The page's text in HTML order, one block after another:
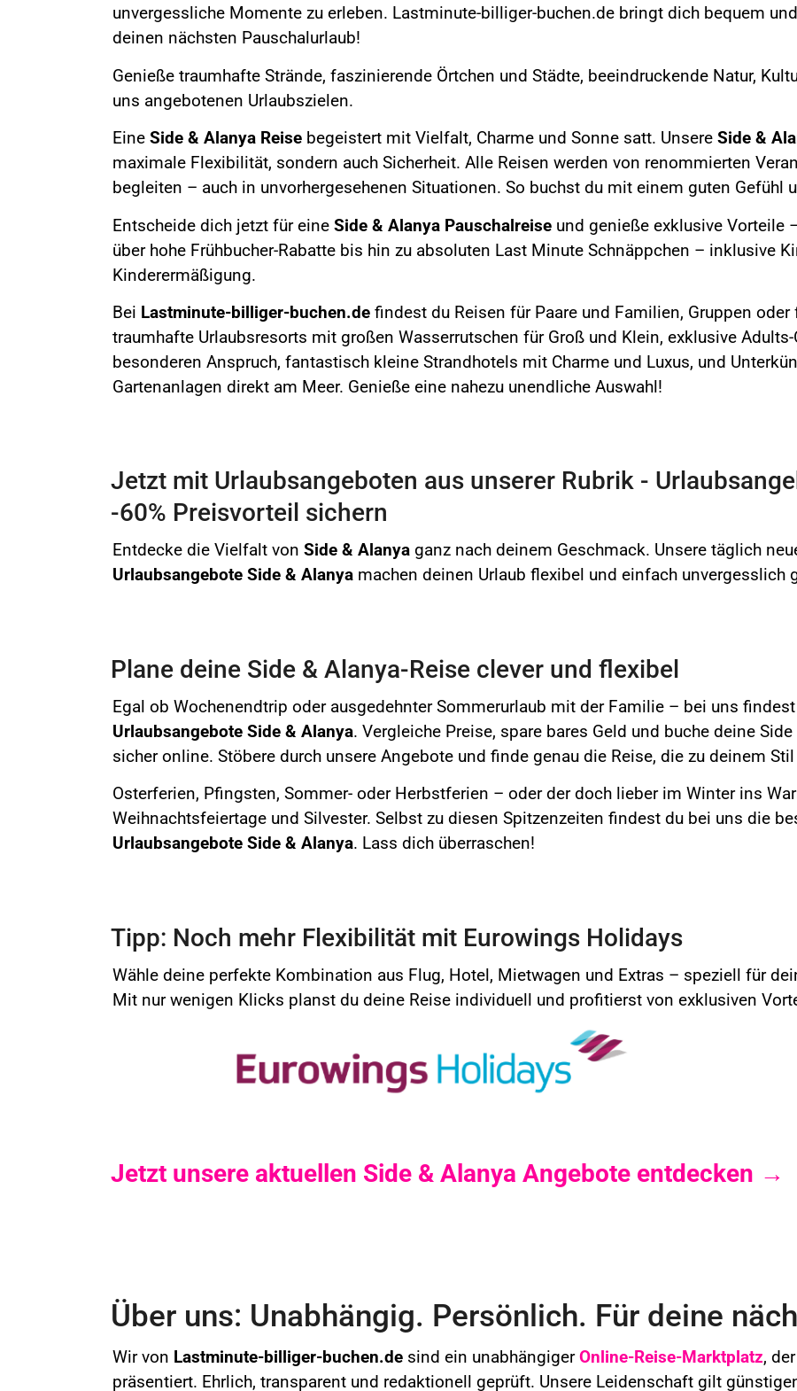
unvergessliche Momente zu erleben. Lastminute-billiger-buchen.de bringt dich bequem
deinen nächsten Pauschalurlaub!
Genieße traumhafte Strände, faszinierende Örtchen und Städte, beeindruckende Natur,
uns angebotenen Urlaubszielen.
Eine Side & Alanya Reise begeistert mit Vielfalt, Charme und Sonne satt. Unsere Side &
maximale Flexibilität, sondern auch Sicherheit. Alle Reisen werden von renommierten
begleiten – auch in unvorhergesehenen Situationen. So buchst du mit einem guten Gefühl
Entscheide dich jetzt für eine Side & Alanya Pauschalreise und genieße exklusive Vorteile
über hohe Frühbucher-Rabatte bis hin zu absoluten Last Minute Schnäppchen – inklusive
Kinderermäßigung.
Bei Lastminute-billiger-buchen.de findest du Reisen für Paare und Familien, Gruppen
traumhafte Urlaubsresorts mit großen Wasserrutschen für Groß und Klein, exklusive
besonderen Anspruch, fantastisch kleine Strandhotels mit Charme und Luxus, und
Gartenanlagen direkt am Meer. Genieße eine nahezu unendliche Auswahl!
Jetzt mit Urlaubsangeboten aus unserer Rubrik -
-60% Preisvorteil sichern
Entdecke die Vielfalt von Side & Alanya ganz nach deinem Geschmack. Unsere täglich
Urlaubsangebote Side & Alanya machen deinen Urlaub flexibel und einfach unvergesslich
Plane deine Side & Alanya-Reise clever und flexibel
Egal ob Wochenendtrip oder ausgedehnter Sommerurlaub mit der Familie – bei uns
Urlaubsangebote Side & Alanya. Vergleiche Preise, spare bares Geld und buche deine Side
sicher online. Stöbere durch unsere Angebote und finde genau die Reise, die zu deinem
Osterferien, Pfingsten, Sommer- oder Herbstferien – oder der doch lieber im Winter ins
Weihnachtsfeiertage und Silvester. Selbst zu diesen Spitzenzeiten findest du bei uns die
Urlaubsangebote Side & Alanya. Lass dich überraschen!
Tipp: Noch mehr Flexibilität mit Eurowings Holidays
Wähle deine perfekte Kombination aus Flug, Hotel, Mietwagen und Extras – speziell für
Mit nur wenigen Klicks planst du deine Reise individuell und profitierst von exklusiven
Jetzt unsere aktuellen Side & Alanya Angebote entdecken →
Über uns: Unabhängig. Persönlich. Für deine
Wir von Lastminute-billiger-buchen.de sind ein unabhängigerOnline-Reise-Marktplatz,
präsentiert. Ehrlich, transparent und redaktionell geprüft. Unsere Leidenschaft gilt